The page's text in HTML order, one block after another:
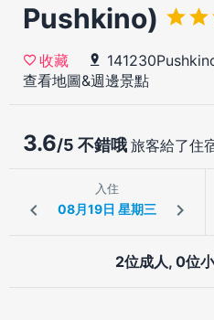
Pushkino)
收藏
查看地圖&週邊景點
3.6/5 不錯哦 旅客給了住
入住
2位成人, 0位